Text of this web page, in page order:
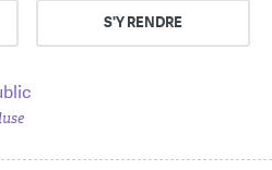
S'Y RENDRE